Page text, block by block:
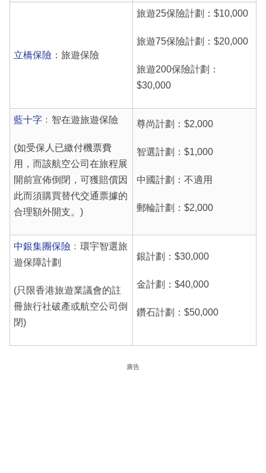
立橋保險 ：旅遊保險
旅遊25保險計劃：$10,000
旅遊75保險計劃：$20,000
旅遊200保險計劃：
$30,000
藍十字﹕智在遊旅遊保險
(如受保人已繳付機票費
用，而該航空公司在旅程展
開前宣佈倒閉，可獲賠償因
此而須購買替代交通票據的
合理額外開支。)
尊尚計劃：$2,000
智選計劃：$1,000
中國計劃：不適用
郵輪計劃：$2,000
中銀集團保險 ﹕環宇智選旅
遊保障計劃
(只限香港旅遊業議會的註
冊旅行社破產或航空公司倒
閉)
銀計劃：$30,000
金計劃：$40,000
鑽石計劃：$50,000
廣告